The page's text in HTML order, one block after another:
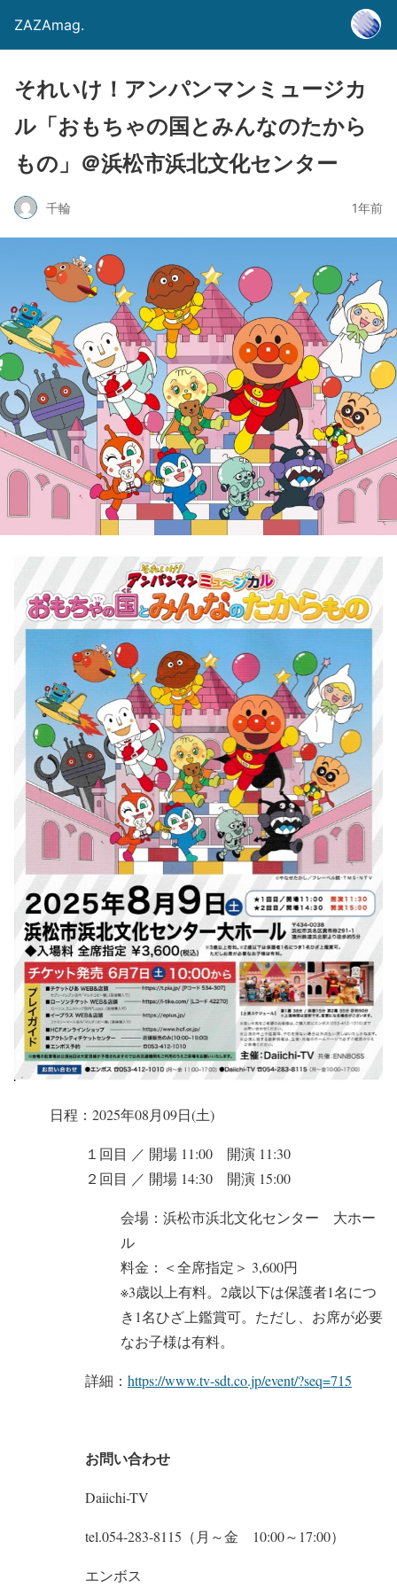
ZAZAmag.
それいけ！アンパンマンミュージカ
ル「おもちゃの国とみんなのたから
もの」＠浜松市浜北文化センター
千輪 1年前
日程：2025年08月09日(土)
１回目 ／ 開場 11:00 開演 11:30
２回目 ／ 開場 14:30 開演 15:00
会場：浜松市浜北文化センター 大ホー
ル
料金：＜全席指定＞ 3,600円
※3歳以上有料。2歳以下は保護者1名につ
き1名ひざ上鑑賞可。ただし、お席が必要
なお子様は有料。
詳細： https://www.tv-sdt.co.jp/event/?seq=715
お問い合わせ
Daiichi-TV
tel.054-283-8115（月～金 10:00～17:00）
エンボス